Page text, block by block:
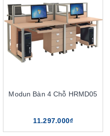
Modun Bàn 4 Chỗ HRMD05
11.297.000₫